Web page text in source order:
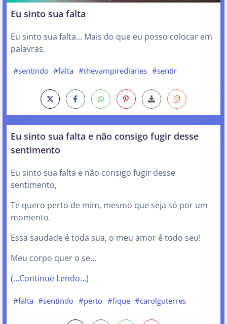
Eu sinto sua falta
Eu sinto sua falta… Mais do que eu posso colocar em
palavras.
#sentindo #falta #thevampirediaries #sentir
Eu sinto sua falta e não consigo fugir desse
sentimento
Eu sinto sua falta e não consigo fugir desse
sentimento,
Te quero perto de mim, mesmo que seja só por um
momento.
Essa saudade é toda sua, o meu amor é todo seu!
Meu corpo quer o se…
(…Continue Lendo…)
#falta #sentindo #perto #fique #carolguterres